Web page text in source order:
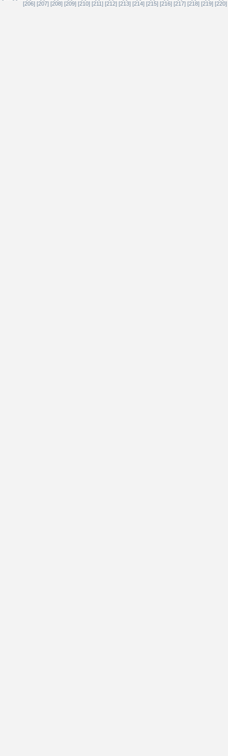
[206] [207] [208] [209] [210] [211] [212] [213] [214] [215] [216] [217] [218] [219] [220]